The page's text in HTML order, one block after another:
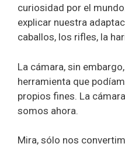
curiosidad por el
explicar nuestra
caballos, los rifles, la
La cámara, sin
herramienta que
propios fines. La
somos ahora.
Mira, sólo nos